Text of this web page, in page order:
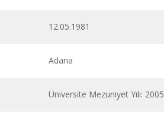
12.05.1981
Adana
Üniversite Mezuniyet Yılı: 2005